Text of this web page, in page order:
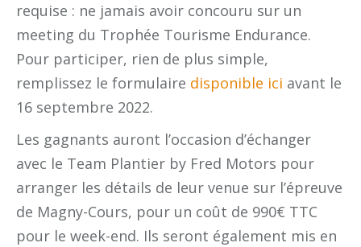
requise : ne jamais avoir concouru sur un
meeting du Trophée Tourisme Endurance.
Pour participer, rien de plus simple,
remplissez le formulaire disponible ici avant le
16 septembre 2022.
Les gagnants auront l’occasion d’échanger
avec le Team Plantier by Fred Motors pour
arranger les détails de leur venue sur l’épreuve
de Magny-Cours, pour un coût de 990€ TTC
pour le week-end. Ils seront également mis en